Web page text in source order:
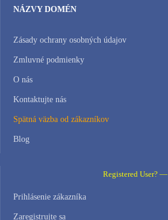
NÁZVY DOMÉN
Zásady ochrany osobných údajov
Zmluvné podmienky
O nás
Kontaktujte nás
Spätná väzba od zákazníkov
Blog
Registered User? —
Prihlásenie zákazníka
Zaregistrujte sa